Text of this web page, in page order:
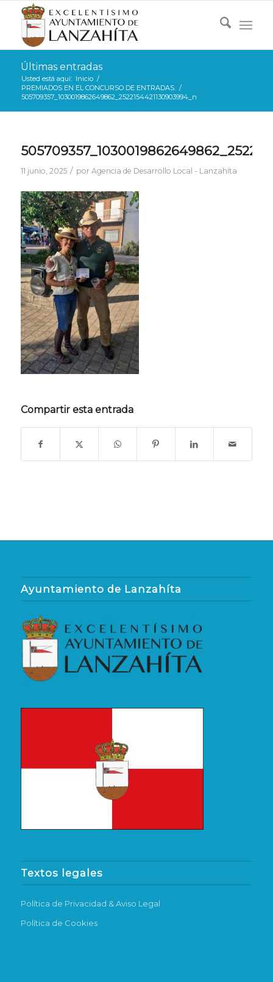
Últimas entradas
Usted está aquí: Inicio /
PREMIADOS EN EL CONCURSO DE ENTRADAS. /
505709357_1030019862649862_2522154421130903994_n
11 junio, 2025 / por Agencia de Desarrollo Local - Lanzahíta
Compartir esta entrada
Ayuntamiento de Lanzahíta
Textos legales
Política de Privacidad & Aviso Legal
Política de Cookies